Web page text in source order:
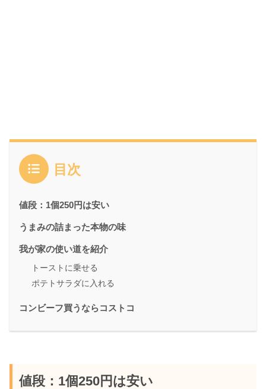
目次
値段：1個250円は安い
うまみの詰まった本物の味
我が家の使い道を紹介
トーストに乗せる
ポテトサラダに入れる
コンビーフ買うならコストコ
値段：1個250円は安い